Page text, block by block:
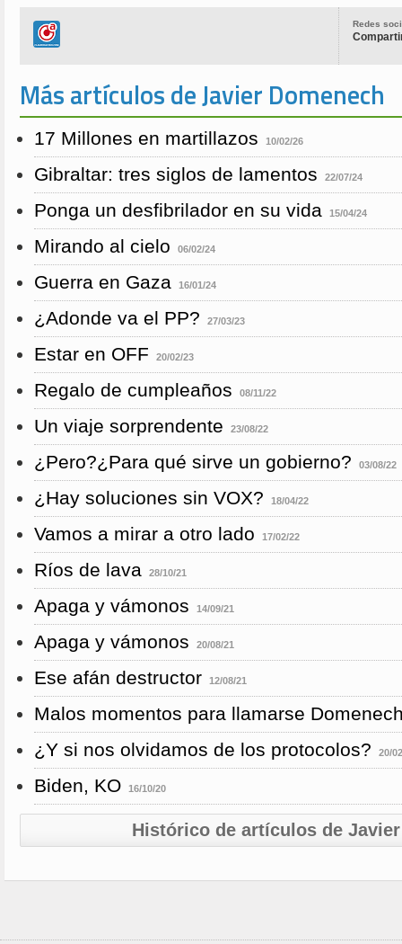
Redes
Más artículos de Javier Domenech
17 Millones en martillazos 10/02/26
Gibraltar: tres siglos de lamentos 22/07/24
Ponga un desfibrilador en su vida 15/04/24
Mirando al cielo 06/02/24
Guerra en Gaza 16/01/24
¿Adonde va el PP? 27/03/23
Estar en OFF 20/02/23
Regalo de cumpleaños 08/11/22
Un viaje sorprendente 23/08/22
¿Pero?¿Para qué sirve un gobierno? 03/08/22
¿Hay soluciones sin VOX? 18/04/22
Vamos a mirar a otro lado 17/02/22
Ríos de lava 28/10/21
Apaga y vámonos 14/09/21
Apaga y vámonos 20/08/21
Ese afán destructor 12/08/21
Malos momentos para llamarse
¿Y si nos olvidamos de los protocolos?
20/
Biden, KO 16/10/20
Histórico de artículos de